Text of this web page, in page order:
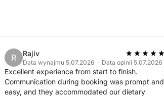
pływania, snorkelingu, czy po prostu
rejs jachtem oferuje niezapomniane
R Rajiv
Data wynajmu 5.07.2026 · Data opinii 5.07.2026
Excellent experience from start to finish.
Communication during booking was prompt and
easy, and they accommodated our dietary